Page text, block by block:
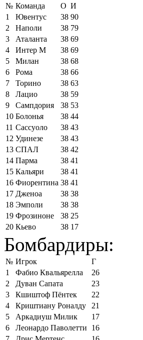
№ Команда О И
1
Ювентус 38 90
2
Наполи 38 79
3
Аталанта 38 69
4
Интер М 38 69
5
Милан 38 68
6
Рома 38 66
7
Торино 38 63
8
Лацио 38 59
9
Сампдория 38 53
10 Болонья 38 44
11 Сассуоло 38 43
12 Удинезе 38 43
13 СПАЛ 38 42
14 Парма 38 41
15 Кальяри 38 41
16 Фиорентина 38 41
17 Дженоа 38 38
18 Эмполи 38 38
19 Фрозиноне 38 25
20 Кьево 38 17
Бомбардиры:
№ Игрок
Г
1
Фабио Квальярелла
26
2
Дуван Сапата
23
3
Кшиштоф Пёнтек
22
4
Криштиану Роналду
21
5
Аркадиуш Милик
17
6
Леонардо Паволетти
16